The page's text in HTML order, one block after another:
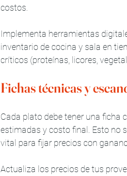
costos.
Implementa herramientas
inventario de cocina y sala en
críticos (proteínas, licores,
Fichas técnicas y
Cada plato debe tener una ficha
estimadas y costo final. Esto no
vital para fijar precios con
Actualiza los precios de tus